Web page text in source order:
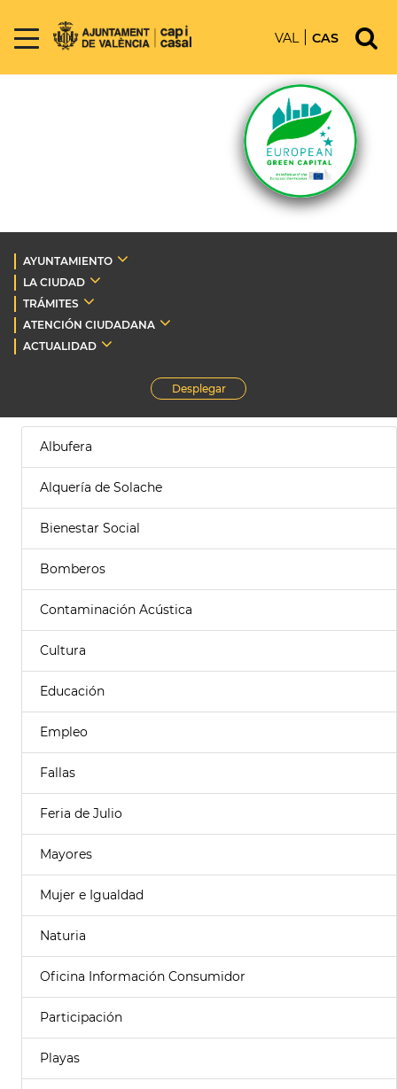
VAL CAS
AYUNTAMIENTO
LA CIUDAD
TRÁMITES
ATENCIÓN CIUDADANA
ACTUALIDAD
Desplegar
Albufera
Alquería de Solache
Bienestar Social
Bomberos
Contaminación Acústica
Cultura
Educación
Empleo
Fallas
Feria de Julio
Mayores
Mujer e Igualdad
Naturia
Oficina Información Consumidor
Participación
Playas